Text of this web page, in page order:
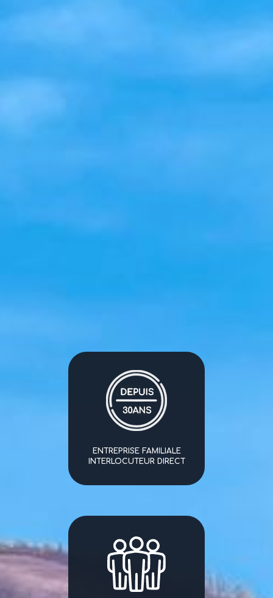
ENTREPRISE FAMILIALE
INTERLOCUTEUR DIRECT